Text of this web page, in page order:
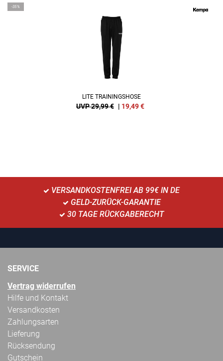
-35%
LITE TRAININGSHOSE
UVP 29,99 € | 19,49€
VERSANDKOSTENFREI AB 99€ IN DE
GELD-ZURÜCK-GARANTIE
30 TAGE RÜCKGABERECHT
SERVICE
Vertrag widerrufen
Hilfe und Kontakt
Versandkosten
Zahlungsarten
Lieferung
Rücksendung
Gutschein